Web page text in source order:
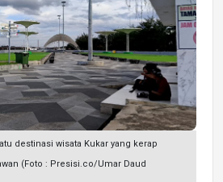
destinasi wisata Kukar yang kerap
(Foto : Presisi.co/Umar Daud